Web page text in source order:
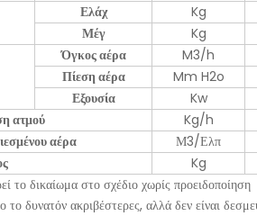
Ελάχ Kg
Μέγ
Kg
Όγκος αέρα M3/h
Πίεση αέρα
Mm H2o
Εξουσία
Kw
ατμού
Kg/h
αέρα
Μ3/Ελπ
Kg
δικαίωμα στο σχέδιο χωρίς προειδοποίηση
δυνατόν ακριβέστερες, αλλά δεν είναι